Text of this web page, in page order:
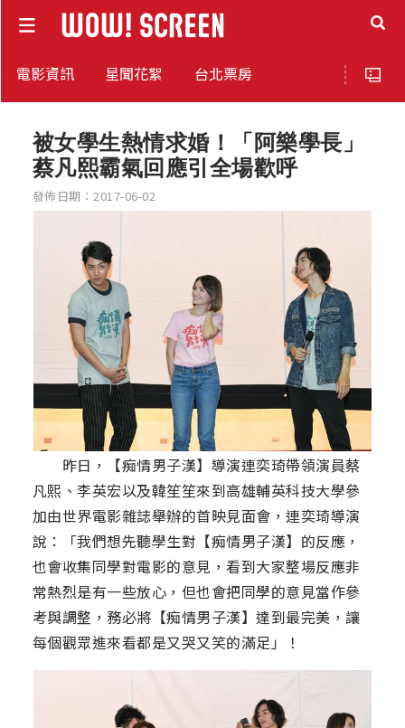
電影資訊 星聞花絮 台北票房
被女學生熱情求婚！「阿樂學長」
蔡凡熙霸氣回應引全場歡呼
發佈日期：2017-06-02
昨日，【痴情男子漢】導演連奕琦帶領演員蔡
凡熙、李英宏以及韓笙笙來到高雄輔英科技大學參
加由世界電影雜誌舉辦的首映見面會，連奕琦導演
說：「我們想先聽學生對【痴情男子漢】的反應，
也會收集同學對電影的意見，看到大家整場反應非
常熱烈是有一些放心，但也會把同學的意見當作參
考與調整，務必將【痴情男子漢】達到最完美，讓
每個觀眾進來看都是又哭又笑的滿足」！